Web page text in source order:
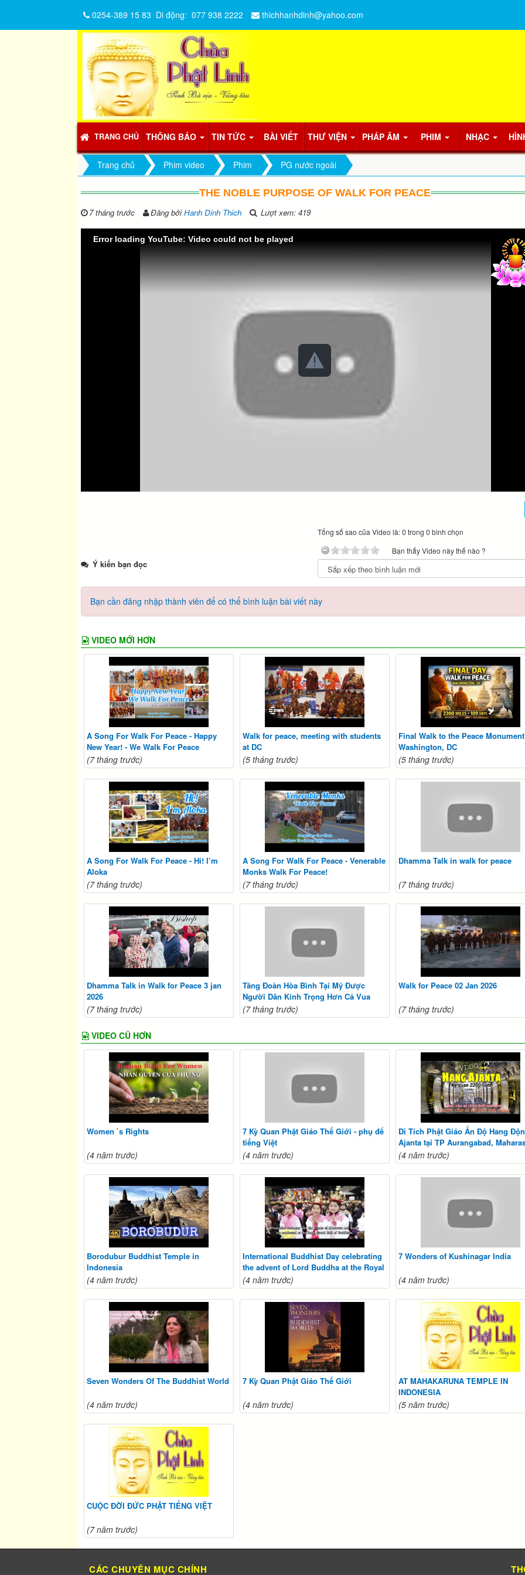
TRANG CHỦ THÔNG BÁO TIN TỨC BÀI VIẾT THƯ VIỆN PHÁP ÂM PHIM NHẠC
0254-389 15 83 Di động: 077 938 2222 thichhanhdinh@yahoo.com
Trang chủ Phim video Phim PG nước ngoài
THE NOBLE PURPOSE OF WALK FOR PEACE
7 tháng trước Đăng bởiHanh Dinh Thich Lượt xem: 419
Error loading YouTube: Video could not be played
Tổng số sao của Video là: 0 trong 0 bình chọn
Bạn thấy Video này thế nào ?
Ý kiến bạn đọc
Bạn cần đăng nhập thành viên để có thể bình luận bài viết này
VIDEO MỚI HƠN
A Song For Walk For Peace - Happy
New Year! - We Walk For Peace
(7 tháng trước)
Walk for peace, meeting with students
at DC
(5 tháng trước)
Final Walk to the Peace
Washington, DC
(5 tháng trước)
A Song For Walk For Peace - Hi! I’m
Aloka
(7 tháng trước)
A Song For Walk For Peace - Venerable
Monks Walk For Peace!
(7 tháng trước)
Dhamma Talk in walk for peace
(7 tháng trước)
Dhamma Talk in Walk for Peace 3 jan
2026
(7 tháng trước)
Tăng Đoàn Hòa Bình Tại Mỹ Được
Người Dân Kính Trọng Hơn Cả Vua
(7 tháng trước)
Walk for Peace 02 Jan 2026
(7 tháng trước)
VIDEO CŨ HƠN
Women `s Rights
(4 năm trước)
7 Kỳ Quan Phật Giáo Thế Giới - phụ để
tiếng Việt
(4 năm trước)
Di Tích Phật Giáo Ấn Độ Hang
Ajanta tại TP Aurangabad,
(4 năm trước)
Borodubur Buddhist Temple in
Indonesia
(4 năm trước)
International Buddhist Day celebrating
the advent of Lord Buddha at the Royal
Grand Hall of Buddhism
(4 năm trước)
7 Wonders of Kushinagar India
(4 năm trước)
Seven Wonders Of The Buddhist World
(4 năm trước)
7 Kỳ Quan Phật Giáo Thế Giới
(4 năm trước)
AT MAHAKARUNA TEMPLE IN
INDONESIA
(5 năm trước)
CUỘC ĐỜI ĐỨC PHẬT TIẾNG VIỆT
(7 năm trước)
CÁC CHUYÊN MỤC CHÍNH